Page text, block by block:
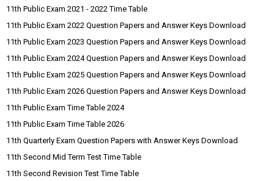
11th Public Exam 2021 - 2022 Time Table
11th Public Exam 2022 Question Papers and Answer Keys Download
11th Public Exam 2023 Question Papers and Answer Keys Download
11th Public Exam 2024 Question Papers and Answer Keys Download
11th Public Exam 2025 Question Papers and Answer Keys Download
11th Public Exam 2026 Question Papers and Answer Keys Download
11th Public Exam Time Table 2024
11th Public Exam Time Table 2026
11th Quarterly Exam Question Papers with Answer Keys Download
11th Second Mid Term Test Time Table
11th Second Revision Test Time Table